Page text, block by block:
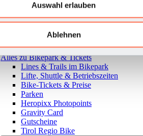
Auswahl erlauben
Ablehnen
Zurück
Alles zu Bikepark & Tickets
Lines & Trails im Bikepark
Lifte, Shuttle & Betriebszeiten
Bike-Tickets & Preise
Parken
Heropixx Photopoints
Gravity Card
Gutscheine
Tirol Regio Bike